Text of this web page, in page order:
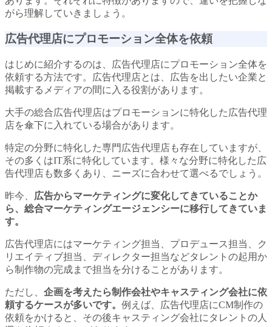
がら理解していきましょう。
広告代理店にプロモーション全体を依頼
はじめに紹介するのは、広告代理店にプロモーション全体を
依頼する方法です。広告代理店とは、広告を出したい企業と
掲載するメディアの間に入る役割があります。
大手の総合広告代理店はプロモーションに特化した広告代理
店を傘下に入れている場合があります。
特定の分野に特化した専門広告代理店も存在していますが、
その多くはIT系に特化しています。様々な分野に特化した広
告代理店も数多くあり、ニーズに合わせて選べるでしょう。
昨今、 広告からマーケティングに変化してきていることか
ら、総合マーケティングエージェンシーに移行してきていま
す。
広告代理店にはマーケティング担当、プロデュース担当、ク
リエイティブ担当、ディレクター担当などタレントの起用か
ら制作物の完成まで担当を分けることがあります。
ただし、 企画を考えたら制作会社やキャスティング会社に依
頼するケースが多いです。 例えば、広告代理店にCM制作の
依頼をかけると、その後キャスティング会社にタレントの人